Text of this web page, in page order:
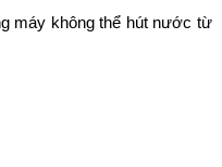
máy không thể hút nước từ